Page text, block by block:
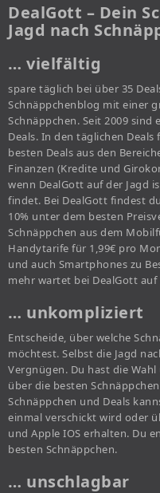
DealGott – Dein
Jagd nach
… vielfältig
spare täglich bei über 35
Schnäppchenblog mit einer
Schnäppchen. Seit 2009 sind
Deals. In den täglichen
besten Deals aus den
Finanzen (Kredite und
wenn DealGott auf der Jagd
findet. Bei DealGott findest
10% unter dem besten
Schnäppchen aus dem
Handytarife für 1,99€ pro
und auch Smartphones zu
mehr wartet bei DealGott auf
… unkompliziert
Entscheide, über welche
möchtest. Selbst die Jagd
Vergnügen. Du hast die
über die besten
Schnäppchen und Deals
einmal verschickt wird oder
und Apple IOS erhalten. Du
besten Schnäppchen.
… unschlagbar